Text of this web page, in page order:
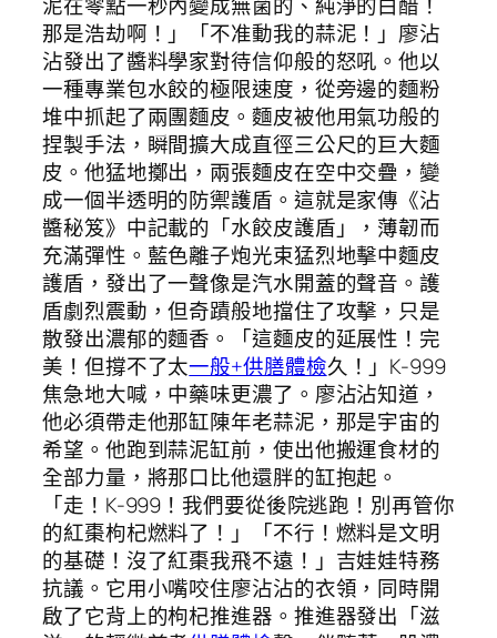
那是浩劫啊！」「不准動我的蒜泥！」廖沾
沾發出了醬料學家對待信仰般的怒吼。他以
一種專業包水餃的極限速度，從旁邊的麵粉
堆中抓起了兩團麵皮。麵皮被他用氣功般的
捏製手法，瞬間擴大成直徑三公尺的巨大麵
皮。他猛地擲出，兩張麵皮在空中交疊，變
成一個半透明的防禦護盾。這就是家傳《沾
醬秘笈》中記載的「水餃皮護盾」，薄韌而
充滿彈性。藍色離子炮光束猛烈地擊中麵皮
護盾，發出了一聲像是汽水開蓋的聲音。護
盾劇烈震動，但奇蹟般地擋住了攻擊，只是
散發出濃郁的麵香。「這麵皮的延展性！完
美！但撐不了太一般+供膳體檢久！」K-999
焦急地大喊，中藥味更濃了。廖沾沾知道，
他必須帶走他那缸陳年老蒜泥，那是宇宙的
希望。他跑到蒜泥缸前，使出他搬運食材的
全部力量，將那口比他還胖的缸抱起。
「走！K-999！我們要從後院逃跑！別再管你
的紅棗枸杞燃料了！」「不行！燃料是文明
的基礎！沒了紅棗我飛不遠！」吉娃娃特務
抗議。它用小嘴咬住廖沾沾的衣領，同時開
啟了它背上的枸杞推進器。推進器發出「滋